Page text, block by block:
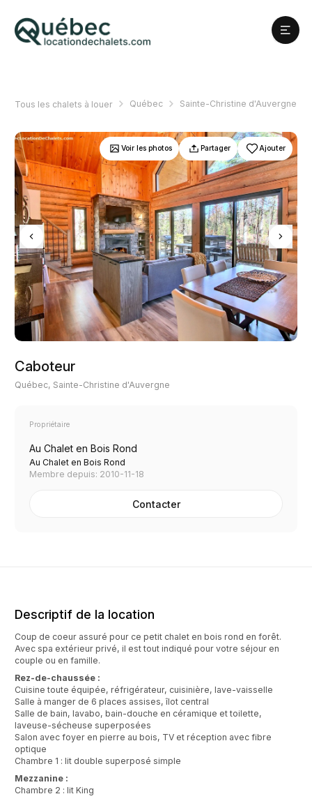
Tous les chalets à louer Québec Sainte-Christine d'Auvergne
Caboteur
Québec, Sainte-Christine d'Auvergne
Propriétaire
Au Chalet en Bois Rond
Au Chalet en Bois Rond
Membre depuis: 2010-11-18
Contacter
Voir les photos Partager Ajouter
Descriptif de la location
Coup de coeur assuré pour ce petit chalet en bois rond en forêt.
Avec spa extérieur privé, il est tout indiqué pour votre séjour en
couple ou en famille.
Rez-de-chaussée :
Cuisine toute équipée, réfrigérateur, cuisinière, lave-vaisselle
Salle à manger de 6 places assises, îlot central
Salle de bain, lavabo, bain-douche en céramique et toilette,
laveuse-sécheuse superposées
Salon avec foyer en pierre au bois, TV et réception avec fibre
optique
Chambre 1 : lit double superposé simple
Mezzanine :
Chambre 2 : lit King